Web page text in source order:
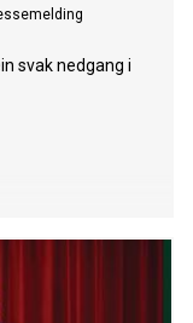
svak nedgang i